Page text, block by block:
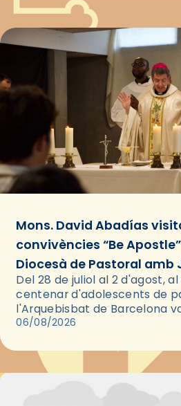
Mons. David Abadías
convivències “Be
Diocesà de Pastoral amb
Del 28 de juliol al 2 d'agost,
centenar d'adolescents de
l'Arquebisbat de Barcelona
les convivències Be Apostle,
06/08/2026